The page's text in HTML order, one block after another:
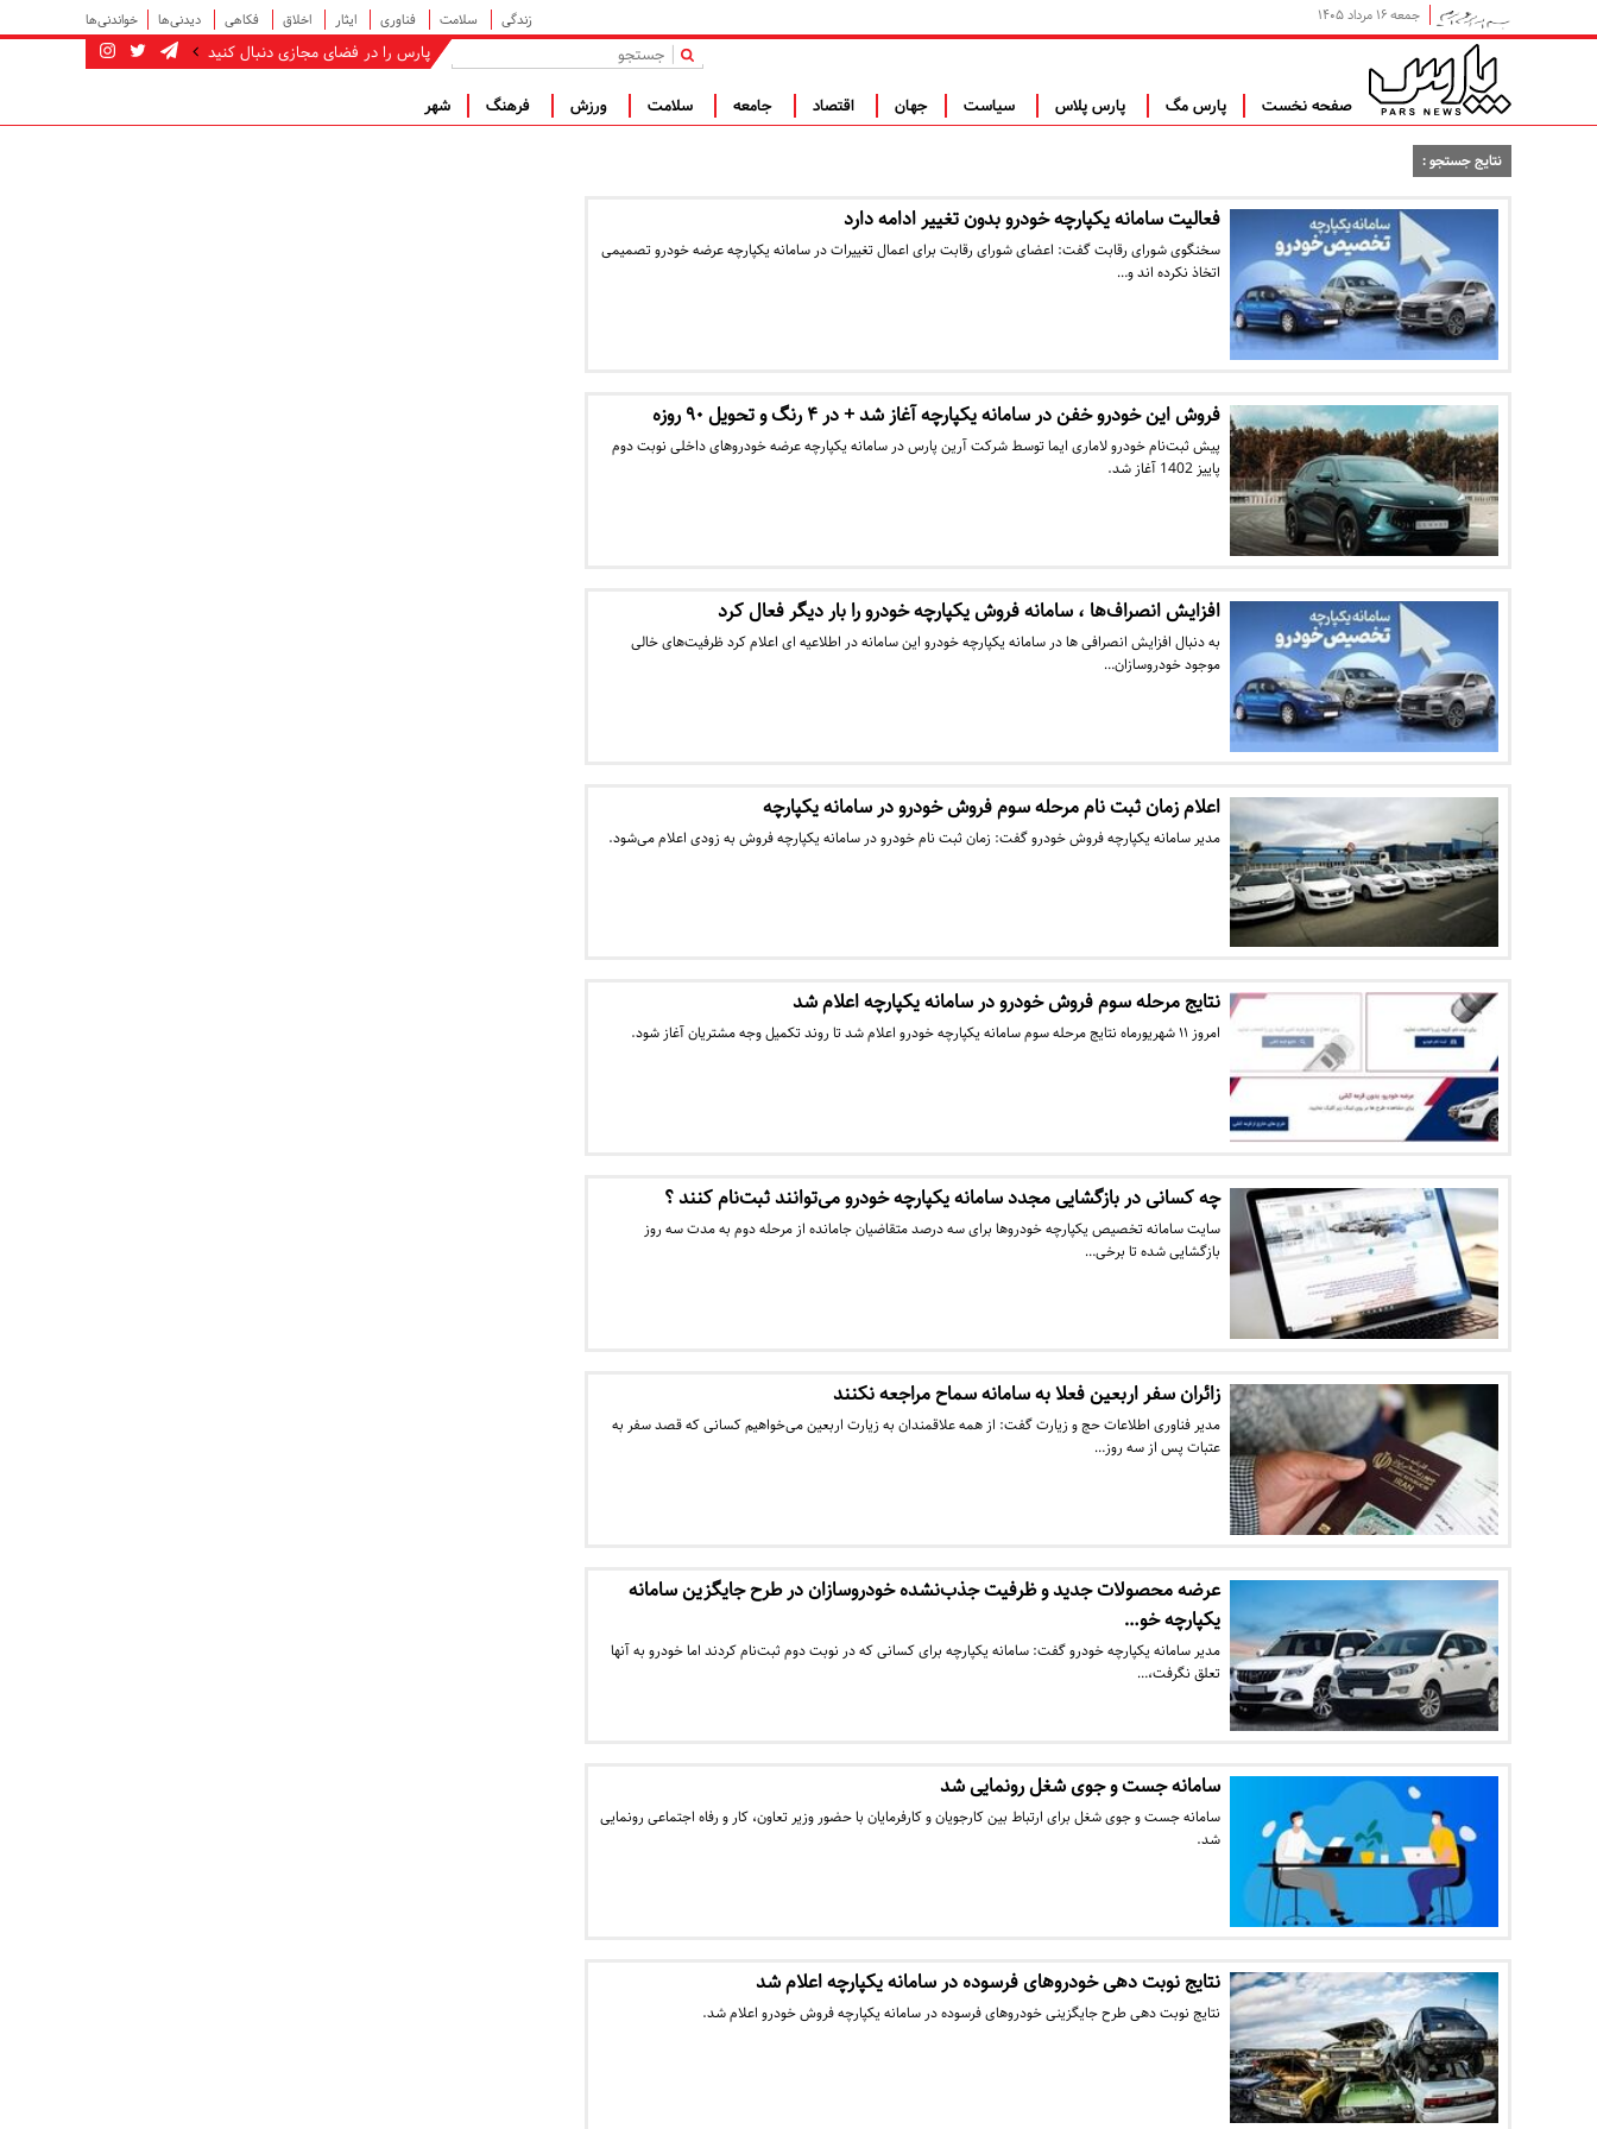
جمعه ۱۶ مرداد ۱۴۰۵ زندگی سلامت فناوری ایثار اخلاق فکاهی دیدنی‌ها خواندنی‌ها
پارس را در فضای مجازی دنبال کنید |
صفحه نخست پارس مگ پارس پلاس سیاست جهان اقتصاد جامعه سلامت ورزش فرهنگ شهر
نتایج جستجو :
فعالیت سامانه یکپارچه خودرو بدون تغییر ادامه دارد
سخنگوی شورای رقابت گفت: اعضای شورای رقابت برای اعمال تغییرات در سامانه یکپارچه عرضه خودرو تصمیمی
اتخاذ نکرده اند و…
فروش این خودرو خفن در سامانه یکپارچه آغاز شد + در ۴ رنگ و تحویل ۹۰ روزه
پیش ثبت‌نام خودرو لاماری ایما توسط شرکت آرین پارس در سامانه یکپارچه عرضه خودروهای داخلی نوبت دوم
پاییز 1402 آغاز شد.
افزایش انصراف‌ها ، سامانه فروش یکپارچه خودرو را بار دیگر فعال کرد
به دنبال افزایش انصرافی ها در سامانه یکپارچه خودرو این سامانه در اطلاعیه ای اعلام کرد ظرفیت‌های خالی
موجود خودروسازان…
اعلام زمان ثبت نام مرحله سوم فروش خودرو در سامانه یکپارچه
مدیر سامانه یکپارچه فروش خودرو گفت: زمان ثبت نام خودرو در سامانه یکپارچه فروش به زودی اعلام می‌شود.
نتایج مرحله سوم فروش خودرو در سامانه یکپارچه اعلام شد
امروز ۱۱ شهریورماه نتایج مرحله سوم سامانه یکپارچه خودرو اعلام شد تا روند تکمیل وجه مشتریان آغاز شود.
چه کسانی در بازگشایی مجدد سامانه یکپارچه خودرو می‌توانند ثبت‌نام کنند ؟
سایت سامانه تخصیص یکپارچه خودروها برای سه درصد متقاضیان جامانده از مرحله دوم به مدت سه روز
بازگشایی شده تا برخی…
زائران سفر اربعین فعلا به سامانه سماح مراجعه نکنند
مدیر فناوری اطلاعات حج و زیارت گفت: از همه علاقمندان به زیارت اربعین می‌خواهیم کسانی که قصد سفر به
عتبات پس از سه روز…
عرضه محصولات جدید و ظرفیت جذب‌نشده خودروساز‌ان در طرح جایگزین سامانه
یکپارچه خو…
مدیر سامانه یکپارچه خودرو گفت: سامانه یکپارچه برای کسانی که در نوبت دوم ثبت‌نام کردند اما خودرو به آنها
تعلق نگرفت،…
سامانه جست و جوی شغل رونمایی شد
سامانه جست و جوی شغل برای ارتباط بین کارجویان و کارفرمایان با حضور وزیر تعاون، کار و رفاه اجتماعی رونمایی
شد.
نتایج نوبت‌ دهی خودروهای فرسوده در سامانه یکپارچه اعلام شد
نتایج نوبت‌ دهی طرح جایگزینی خودروهای فرسوده در سامانه یکپارچه فروش خودرو اعلام شد.